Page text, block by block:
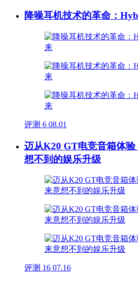
降噪耳机技术的革命：
评测 6 08.01
迈从K20 GT电竞音箱体
想不到的娱乐升级
评测 16 07.16